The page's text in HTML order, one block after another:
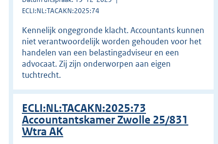
ECLI:NL:TACAKN:2025:74
Kennelijk ongegronde klacht. Accountants kunnen
niet verantwoordelijk worden gehouden voor het
handelen van een belastingadviseur en een
advocaat. Zij zijn onderworpen aan eigen
tuchtrecht.
ECLI:NL:TACAKN:2025:73
Accountantskamer Zwolle 25/831
Wtra AK